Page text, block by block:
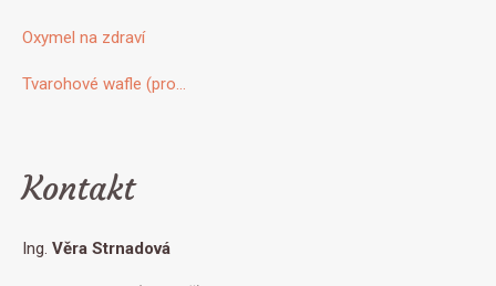
Oxymel na zdraví
Tvarohové wafle (pro…
Kontakt
Ing. Věra Strnadová